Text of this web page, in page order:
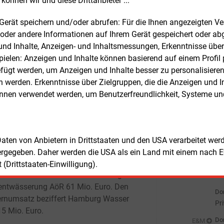
speichern und/oder abrufen: Für die Ihnen angezeigten
andere Informationen auf Ihrem Gerät gespeichert oder
Inhalte, Anzeigen- und Inhaltsmessungen, Erkenntnisse
Anzeigen und Inhalte können basierend auf einem Profil
werden, um Anzeigen und Inhalte besser zu
werden. Erkenntnisse über Zielgruppen, die die Anzeigen und
verwendet werden, um Benutzerfreundlichkeit, Systeme
von Anbietern in Drittstaaten und den USA verarbeitet
Daher werden die USA als ein Land mit einem nach
(Drittstaaten-Einwilligung).
und zuverlässige Versorgung –
in unserem Kerngeschäft“, so Ingo
Mit den durch die Erträge
Investitionen setzt Hamburg
weitere Energieprojekte um und will
Netze und Anlagen modern halten.
2021 meldet das Unternehmen einen
von 102 Mio. Euro. Auf die
Wasserwerke GmbH entfallen
Mio. Euro und auf die Hamburger
AöR 61 Mio. Euro. Den
beziffert Hamburg Wasser
Mio. Euro.
E&M
E&M
E&M
E-
E&M